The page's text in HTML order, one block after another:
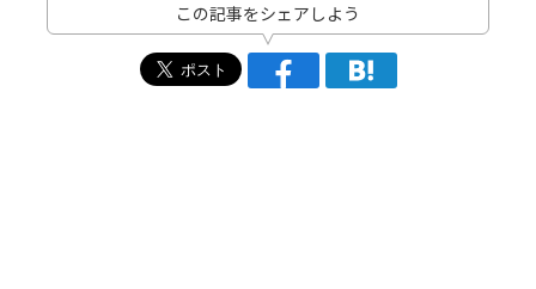
この記事をシェアしよう